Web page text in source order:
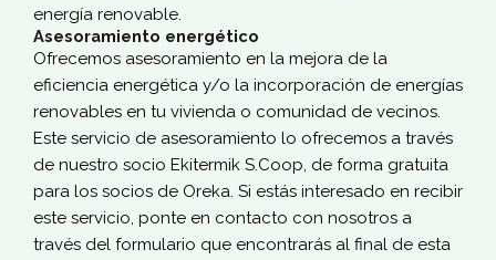
energía renovable.
Asesoramiento energético
Ofrecemos asesoramiento en la mejora de la
eficiencia energética y/o la incorporación de energías
renovables en tu vivienda o comunidad de vecinos.
Este servicio de asesoramiento lo ofrecemos a través
de nuestro socio Ekitermik S.Coop, de forma gratuita
para los socios de Oreka. Si estás interesado en recibir
este servicio, ponte en contacto con nosotros a
través del formulario que encontrarás al final de esta